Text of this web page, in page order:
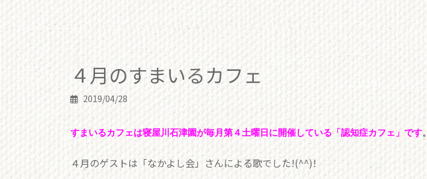
toppage ブログ ４月のすまいるカフェ
４月のすまいるカフェ
2019/04/28
すまいるカフェは寝屋川石津園が毎月第４土曜日に開催している「認知症カフェ」です。
４月のゲストは「なかよし会」さんによる歌でした!(^^)!